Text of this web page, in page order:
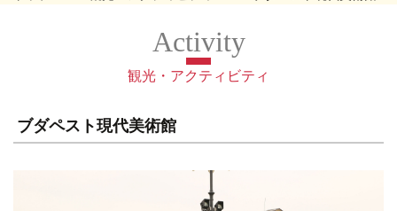
観光・アクティビティ
ブダペスト現代美術館